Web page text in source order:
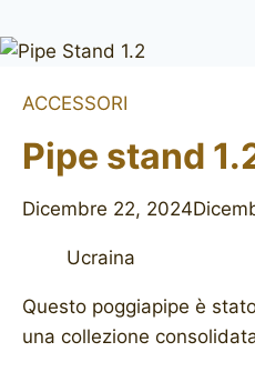
ACCESSORI
Pipe stand
Dicembre 22, 2024
Ucraina
Questo poggiapipe è
una collezione